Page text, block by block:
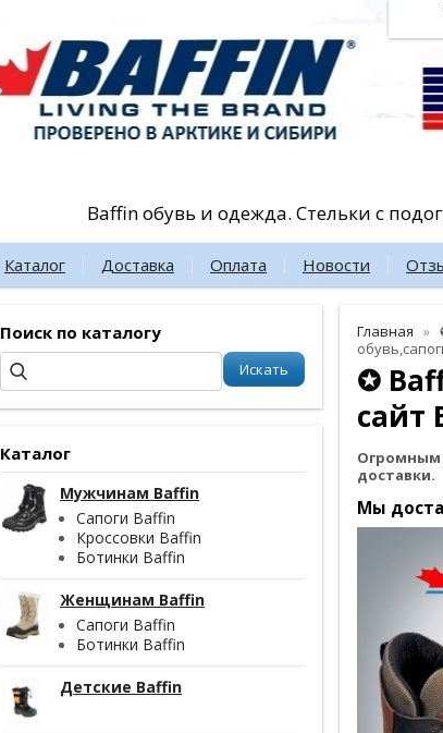
Baffin обувь и одежда. Стельки с
Каталог Доставка Оплата Новости
Поиск по каталогу
Каталог
Мужчинам Baffin
Сапоги Baffin
Кроссовки Baffin
Ботинки Baffin
Женщинам Baffin
Сапоги Baffin
Ботинки Baffin
Детские Baffin
Главная
✪
сайт
Огромным
доставки.
Мы